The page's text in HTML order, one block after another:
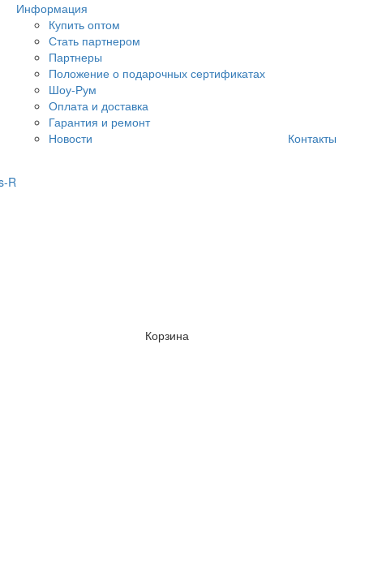
Информация
Купить оптом
Стать партнером
Партнеры
Положение о подарочных сертификатах
Шоу-Рум
Оплата и доставка
Гарантия и ремонт
Новости
Контакты
Корзина